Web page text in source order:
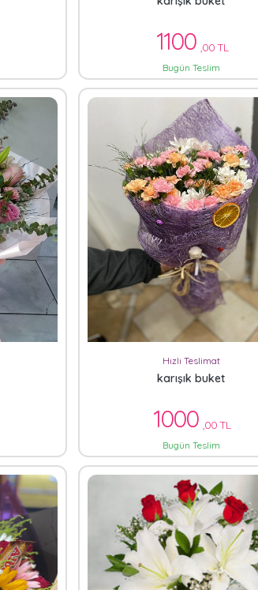
1100 ,00 TL
Bugün Teslim
Hızlı Teslimat
karışık buket
1000 ,00 TL
Bugün Teslim